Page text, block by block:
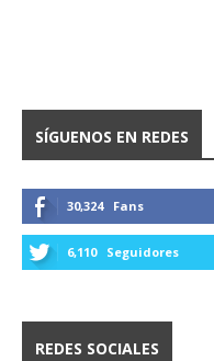
SÍGUENOS EN REDES
30,324 Fans
6,110 Seguidores
REDES SOCIALES